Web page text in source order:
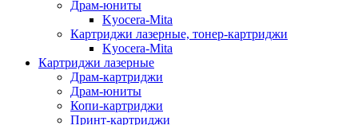
Драм-юниты
Kyocera-Mita
Картриджи лазерные, тонер-картриджи
Kyocera-Mita
Картриджи лазерные
Драм-картриджи
Драм-юниты
Копи-картриджи
Принт-картриджи